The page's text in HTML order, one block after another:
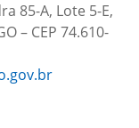
85-A, Lote 5-E,
– CEP 74.610-